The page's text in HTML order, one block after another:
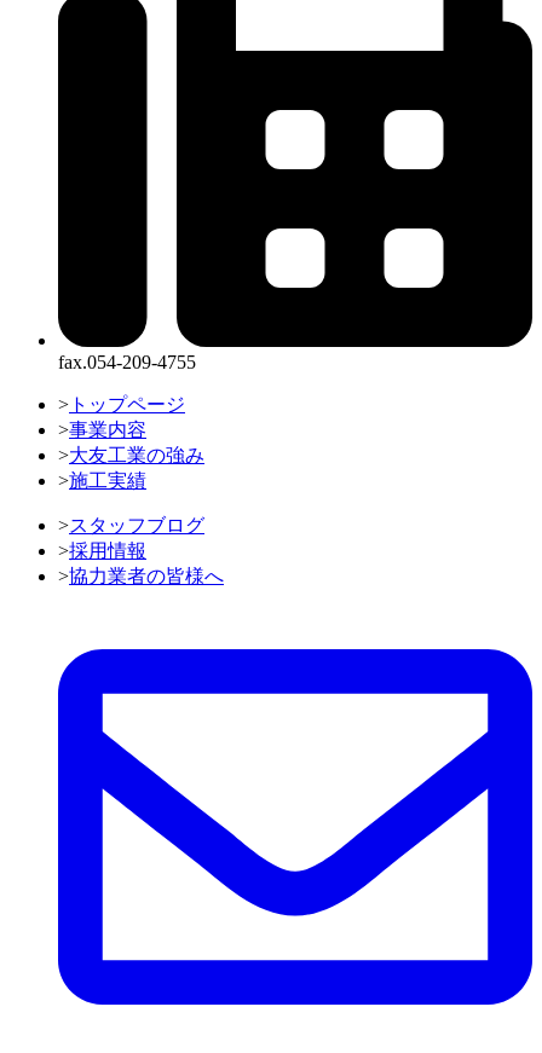
fax.054-209-4755
> トップページ
>事業内容
>大友工業の強み
>施工実績
>スタッフブログ
>採用情報
>協力業者の皆様へ